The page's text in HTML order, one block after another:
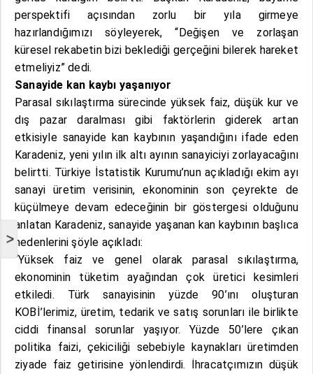
>
perspektifi açısından zorlu bir yıla girmeye
hazırlandığımızı söyleyerek, “Değişen ve zorlaşan
küresel rekabetin bizi beklediği gerçeğini bilerek hareket
etmeliyiz” dedi.
Sanayide kan kaybı yaşanıyor
Parasal sıkılaştırma sürecinde yüksek faiz, düşük kur ve
dış pazar daralması gibi faktörlerin giderek artan
etkisiyle sanayide kan kaybının yaşandığını ifade eden
Karadeniz, yeni yılın ilk altı ayının sanayiciyi zorlayacağını
belirtti. Türkiye İstatistik Kurumu’nun açıkladığı ekim ayı
sanayi üretim verisinin, ekonominin son çeyrekte de
küçülmeye devam edeceğinin bir göstergesi olduğunu
anlatan Karadeniz, sanayide yaşanan kan kaybının başlıca
nedenlerini şöyle açıkladı:
“Yüksek faiz ve genel olarak parasal sıkılaştırma,
ekonominin tüketim ayağından çok üretici kesimleri
etkiledi. Türk sanayisinin yüzde 90’ını oluşturan
KOBİ’lerimiz, üretim, tedarik ve satış sorunları ile birlikte
ciddi finansal sorunlar yaşıyor. Yüzde 50’lere çıkan
politika faizi, çekiciliği sebebiyle kaynakları üretimden
ziyade faiz getirisine yönlendirdi. İhracatçımızın düşük